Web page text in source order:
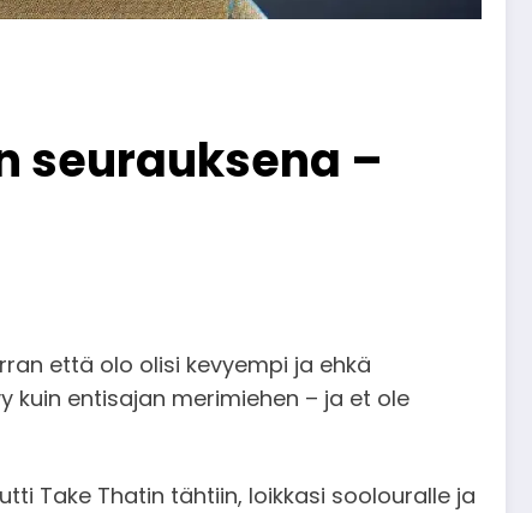
seurauksena –
että olo olisi kevyempi ja ehkä
kuin entisajan merimiehen – ja et ole
Take Thatin tähtiin, loikkasi soolouralle ja